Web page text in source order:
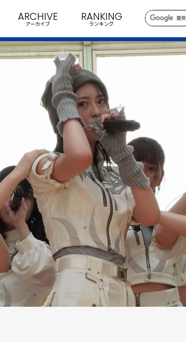
ARCHIVE
アーカイブ
RANKING
ランキング